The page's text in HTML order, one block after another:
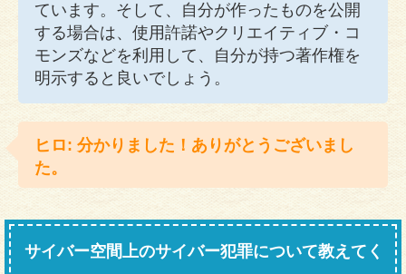
ています。そして、自分が作ったものを公開
する場合は、使用許諾やクリエイティブ・コ
モンズなどを利用して、自分が持つ著作権を
明示すると良いでしょう。
ヒロ: 分かりました！ありがとうございまし
た。
サイバー空間上のサイバー犯罪について教えてく